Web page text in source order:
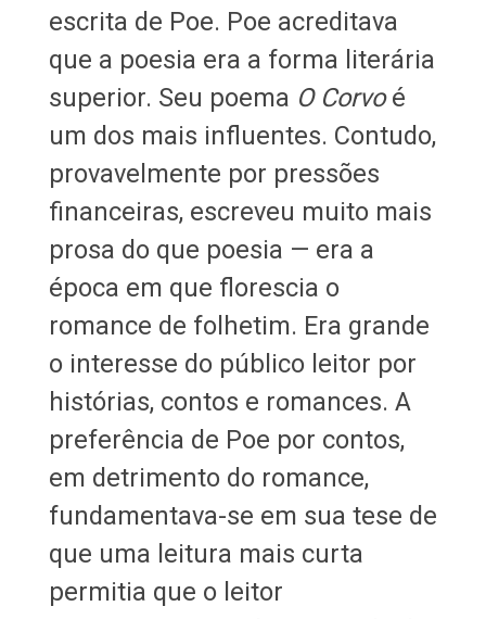
escrita de Poe. Poe acreditava
que a poesia era a forma literária
superior. Seu poema O Corvoé
um dos mais influentes. Contudo,
provavelmente por pressões
financeiras, escreveu muito mais
prosa do que poesia — era a
época em que florescia o
romance de folhetim. Era grande
o interesse do público leitor por
histórias, contos e romances. A
preferência de Poe por contos,
em detrimento do romance,
fundamentava-se em sua tese de
que uma leitura mais curta
permitia que o leitor